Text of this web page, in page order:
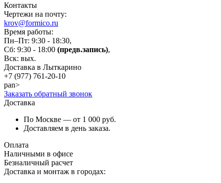
Контакты
Чертежи на почту:
krov@formico.ru
Время работы:
Пн–Пт: 9:30 - 18:30,
Сб: 9:30 - 18:00 (предв.запись),
Вск: вых.
Доставка в Лыткарино
+7 (977) 761-20-10
pan>
Заказать обратный звонок
Доставка
По Москве — от 1 000 руб.
Доставляем в день заказа.
Оплата
Наличными в офисе
Безналичный расчет
Доставка и монтаж в городах: